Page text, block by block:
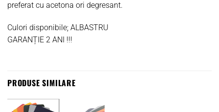
preferat cu acetona ori degresant.
Culori disponibile; ALBASTRU
GARANȚIE 2 ANI !!!
PRODUSE SIMILARE